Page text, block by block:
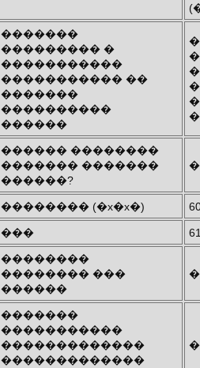
�������
��������� �
�����������
����������� ��
�������
����������
������
������ ��������
������� �������
������?
�������� (�x�x�)
���
��������
�������� ���
������
�������
�����������
�������������
�������������